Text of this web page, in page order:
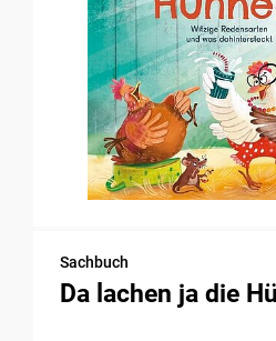
Sachbuch
Da lachen ja die